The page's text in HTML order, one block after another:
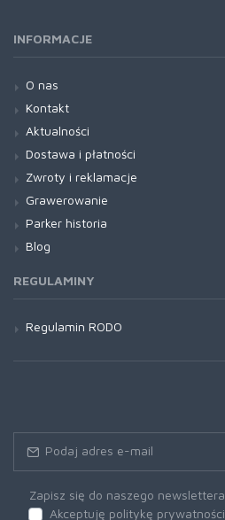
INFORMACJE
O nas
Kontakt
Aktualności
Dostawa i płatności
Zwroty i reklamacje
Grawerowanie
Parker historia
Blog
REGULAMINY
Regulamin RODO
Zapisz się do naszego newslettera
Akceptuję politykę prywatności